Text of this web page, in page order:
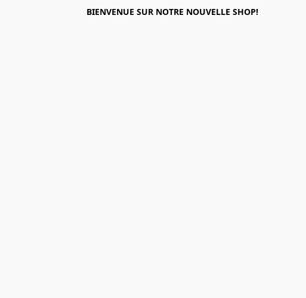
BIENVENUE SUR NOTRE NOUVELLE SHOP!